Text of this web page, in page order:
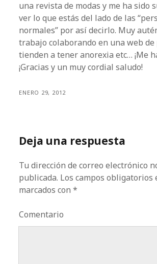
una revista de modas y me ha sido
ver lo que estás del lado de las
normales” por así decirlo. Muy
trabajo colaborando en una web de
tienden a tener anorexia etc… ¡Me
¡Gracias y un muy cordial saludo!
ENERO 29, 2012
Deja una respuesta
Tu dirección de correo electrónico
publicada. Los campos obligatorios
marcados con*
Comentario